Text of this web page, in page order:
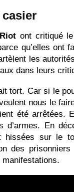
ont critiqué
qu’elles ont
les
dans leurs
tort. Car si le
nous le
été arrêtées.
En
hissées sur le
des